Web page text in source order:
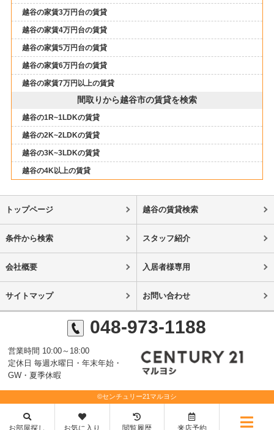
越谷の家賃3万円台の賃貸
越谷の家賃4万円台の賃貸
越谷の家賃5万円台の賃貸
越谷の家賃6万円台の賃貸
越谷の家賃7万円以上の賃貸
間取りから越谷市の賃貸を検索
越谷の1R~1LDKの賃貸
越谷の2K~2LDKの賃貸
越谷の3K~3LDKの賃貸
越谷の4K以上の賃貸
トップページ 越谷の賃貸検索
条件から検索 スタッフ紹介
会社概要 入居者様専用
サイトマップ お問い合わせ
048-973-1188
営業時間 10:00～18:00
定休日 毎週水曜日・年末年始・
GW・夏季休暇
©センチュリー21マルヨシ
お部屋探し お気に入り 閲覧履歴 来店予約